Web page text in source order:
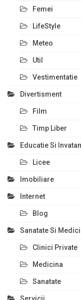
Femei
LifeStyle
Meteo
Util
Vestimentatie
Divertisment
Film
Timp Liber
Educatie Si
Licee
Imobiliare
Internet
Blog
Sanatate Si
Clinici Private
Medicina
Sanatate